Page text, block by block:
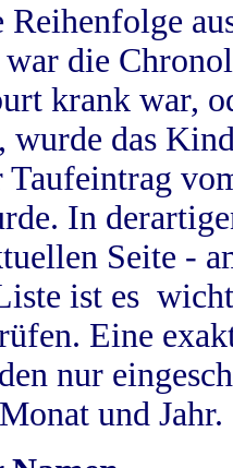
war die
krank war,
wurde das
Taufeintrag
In
Seite -
ist es
Eine
nur
und Jahr.